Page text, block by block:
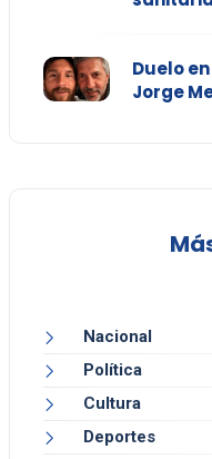
Duelo
Jorge
Nacional
Política
Cultura
Deportes